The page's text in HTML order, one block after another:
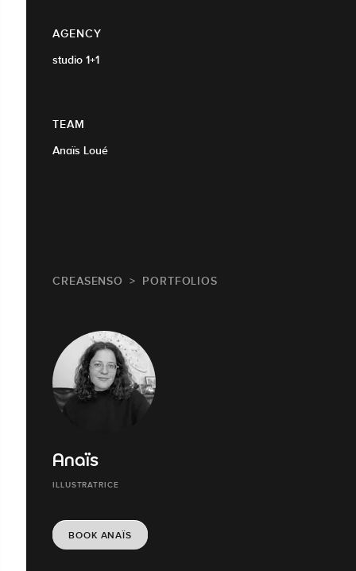
AGENCY
studio 1+1
TEAM
Anaïs Loué
CREASENSO PORTFOLIOS
Anaïs
ILLUSTRATRICE
BOOK ANAÏS